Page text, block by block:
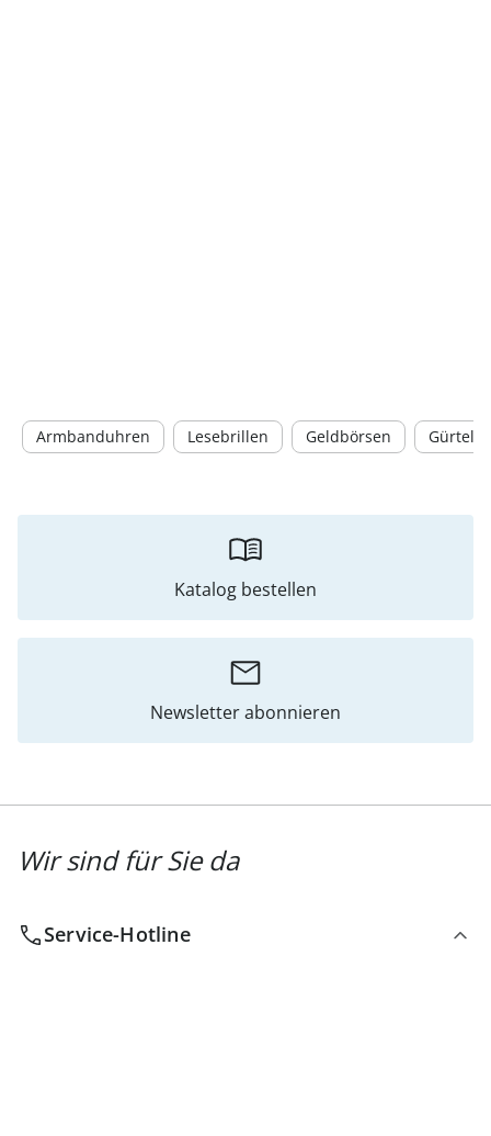
Armbanduhren Lesebrillen Geldbörsen Gürtel
Katalog bestellen
Newsletter abonnieren
Wir sind für Sie da
Service-Hotline